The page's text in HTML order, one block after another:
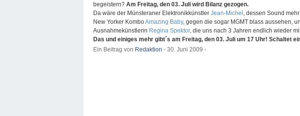
begeistern? Am Freitag, den 03. Juli wird Bilanz gezogen.
Da wäre der Münsteraner Elektronikkünstler Jean-Michel, dessen Sound
New Yorker KomboAmazing Baby, gegen die sogar MGMT blass aussehen,
Ausnahmekünstlerin Regina Spektor, die uns nach 3 Jahren endlich wieder
Das und einiges mehr gibt´s am Freitag, den 03. Juli um 17 Uhr! Schaltet
Ein Beitrag von Redaktion ⋅ 30. Juni 2009 ⋅